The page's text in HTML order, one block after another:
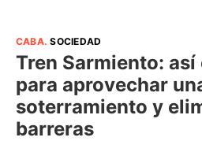
CABA.SOCIEDAD
Tren Sarmiento:
para aprovechar
soterramiento y
barreras